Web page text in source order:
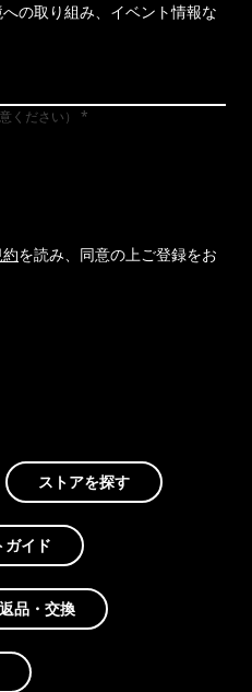
の取り組み、イベント情報な
ください）
を読み、同意の上ご登録をお
ストアを探す
ガイド
返品・交換